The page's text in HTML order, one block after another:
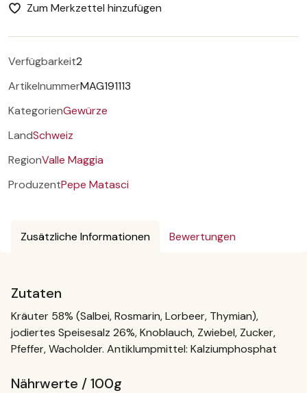
Zum Merkzettel hinzufügen
Verfügbarkeit2
ArtikelnummerMAG191113
KategorienGewürze
LandSchweiz
RegionValle Maggia
ProduzentPepe Matasci
Zusätzliche Informationen Bewertungen
Zutaten
Kräuter 58% (Salbei, Rosmarin, Lorbeer, Thymian),
jodiertes Speisesalz 26%, Knoblauch, Zwiebel, Zucker,
Pfeffer, Wacholder. Antiklumpmittel: Kalziumphosphat
Nährwerte / 100g